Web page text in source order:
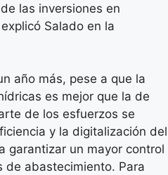
las inversiones en
Salado en la
año más, pese a que la
es mejor que la de
de los esfuerzos se
y la digitalización del
garantizar un mayor control
de abastecimiento. Para